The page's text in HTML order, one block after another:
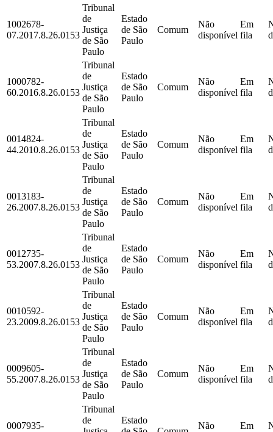
1002678-
07.2017.8.26.0153
Tribunal
de
Justiça
de São
Paulo
Estado
de São
Paulo
Comum
Não
disponível
Em
fila
1000782-
60.2016.8.26.0153
Tribunal
de
Justiça
de São
Paulo
Estado
de São
Paulo
Comum
Não
disponível
Em
fila
0014824-
44.2010.8.26.0153
Tribunal
de
Justiça
de São
Paulo
Estado
de São
Paulo
Comum
Não
disponível
Em
fila
0013183-
26.2007.8.26.0153
Tribunal
de
Justiça
de São
Paulo
Estado
de São
Paulo
Comum
Não
disponível
Em
fila
0012735-
53.2007.8.26.0153
Tribunal
de
Justiça
de São
Paulo
Estado
de São
Paulo
Comum
Não
disponível
Em
fila
0010592-
23.2009.8.26.0153
Tribunal
de
Justiça
de São
Paulo
Estado
de São
Paulo
Comum
Não
disponível
Em
fila
0009605-
55.2007.8.26.0153
Tribunal
de
Justiça
de São
Paulo
Estado
de São
Paulo
Comum
Não
disponível
Em
fila
0007935-
Tribunal
de
Estado
Não
Em